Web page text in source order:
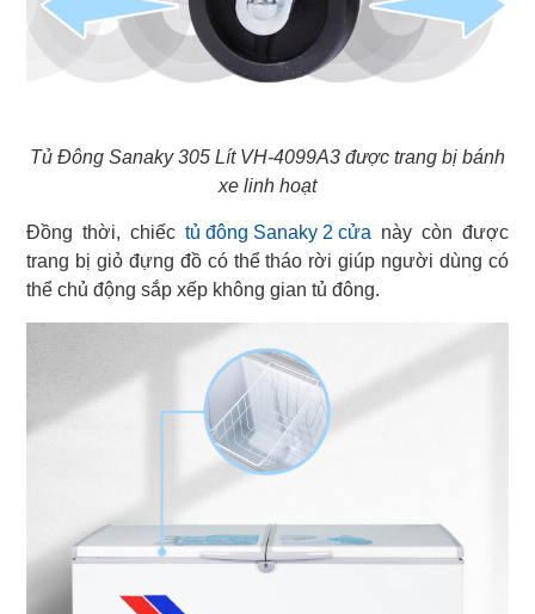
Tủ Đông Sanaky 305 Lít VH-4099A3 được trang bị bánh
xe linh hoạt
Đồng thời, chiếc tủ đông Sanaky 2 cửa này còn được
trang bị giỏ đựng đồ có thể tháo rời giúp người dùng có
thể chủ động sắp xếp không gian tủ đông.